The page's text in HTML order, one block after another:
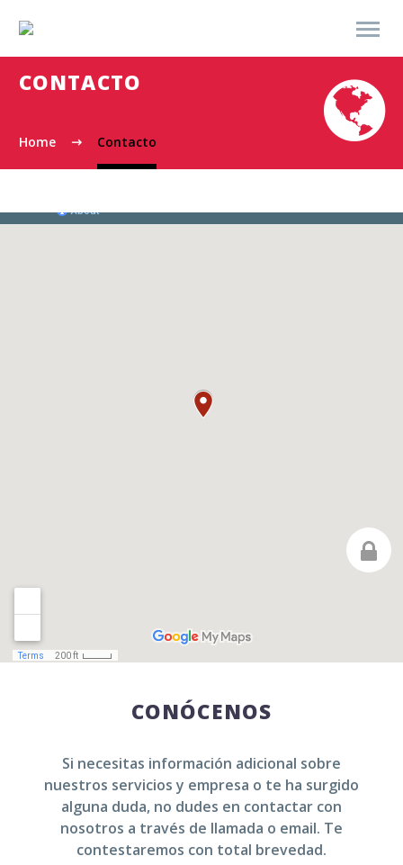


CONTACTO
Home Contacto
CONÓCENOS
Si necesitas información adicional sobre
nuestros servicios y empresa o te ha surgido
alguna duda, no dudes en contactar con
nosotros a través de llamada o email. Te
contestaremos con total brevedad.